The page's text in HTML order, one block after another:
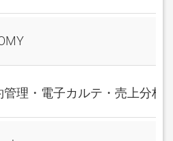
理・電子カルテ・売上分析